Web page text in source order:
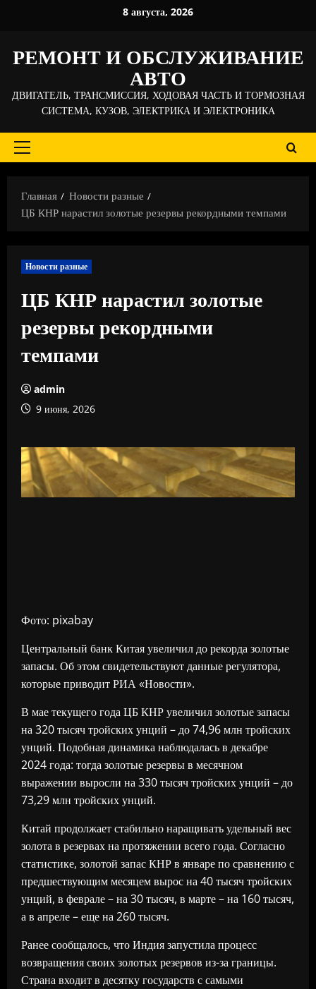
8 августа, 2026
РЕМОНТ И ОБСЛУЖИВАНИЕ
АВТО
ДВИГАТЕЛЬ, ТРАНСМИССИЯ, ХОДОВАЯ ЧАСТЬ И ТОРМОЗНАЯ
СИСТЕМА, КУЗОВ, ЭЛЕКТРИКА И ЭЛЕКТРОНИКА
Основное
Главная
Новости разные
ЦБ КНР нарастил золотые резервы рекордными темпами
Новости разные
ЦБ КНР нарастил золотые
резервы рекордными
темпами
admin
9 июня, 2026
Фото: pixabay
Центральный банк Китая увеличил до рекорда золотые
запасы. Об этом свидетельствуют данные регулятора,
которые приводит РИА «Новости».
В мае текущего года ЦБ КНР увеличил золотые запасы
на 320 тысяч тройских унций – до 74,96 млн тройских
унций. Подобная динамика наблюдалась в декабре
2024 года: тогда золотые резервы в месячном
выражении выросли на 330 тысяч тройских унций – до
73,29 млн тройских унций.
Китай продолжает стабильно наращивать удельный вес
золота в резервах на протяжении всего года. Согласно
статистике, золотой запас КНР в январе по сравнению с
предшествующим месяцем вырос на 40 тысяч тройских
унций, в феврале – на 30 тысяч, в марте – на 160 тысяч,
а в апреле – еще на 260 тысяч.
Ранее сообщалось, что Индия запустила процесс
возвращения своих золотых резервов из-за границы.
Страна входит в десятку государств с самыми